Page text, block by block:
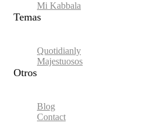
Mi Kabbala
Temas
Quotidianly
Majestuosos
Otros
Blog
Contact